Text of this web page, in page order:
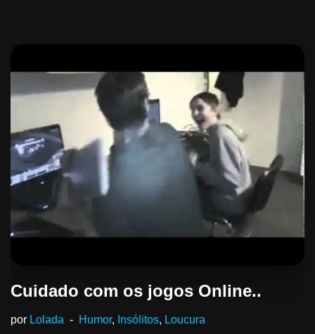
Cuidado com os jogos Online..
por Lolada Humor, Insólitos Loucura